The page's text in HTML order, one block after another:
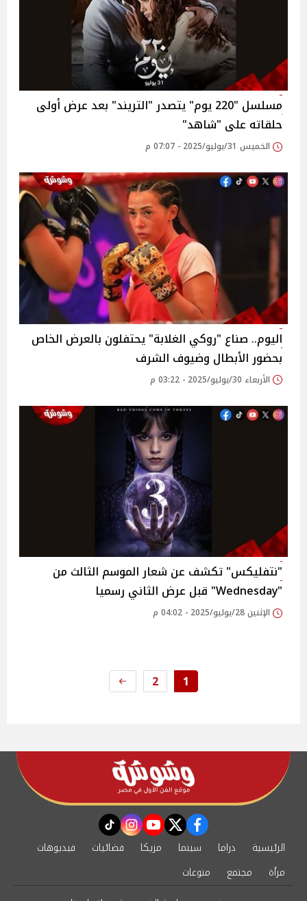
مسلسل "220 يوم" يتصدر "التريند" بعد عرض أولى
حلقاته على "شاهد"‎
الخميس 31/يوليو/2025 - 07:07 م
اليوم.. صناع "روكي الغلابة" يحتفلون بالعرض الخاص
بحضور الأبطال وضيوف الشرف‎
الأربعاء 30/يوليو/2025 - 03:22 م
"نتفليكس" تكشف عن شعار الموسم الثالث من
"Wednesday" قبل عرض الثاني رسميا
الإثنين 28/يوليو/2025 - 04:02 م
1
2
facebook
twitter
youtube
instagram
tiktok
الرئيسية دراما سينما مزيكا فضائيات
فيديوهات
مرأة
مجتمع
منوعات